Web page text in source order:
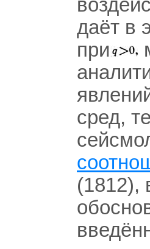
даёт в
при
сред,
(1812),